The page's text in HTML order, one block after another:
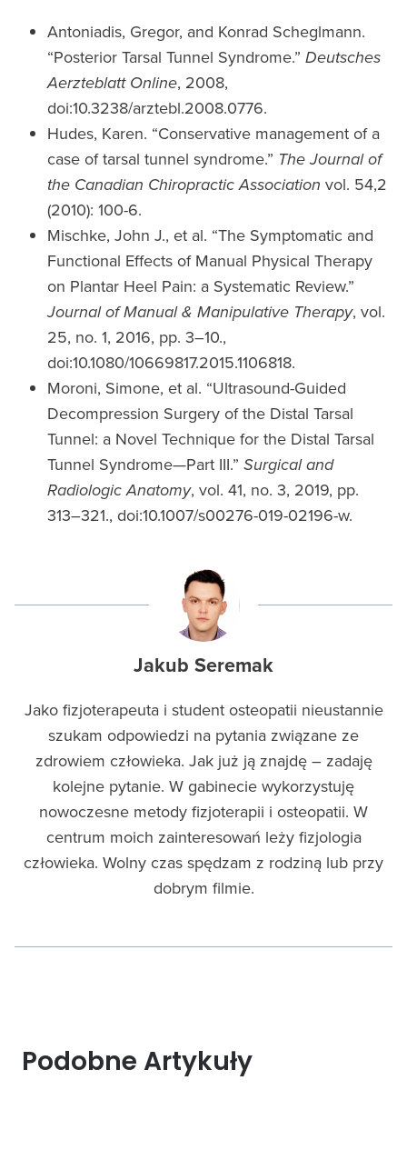
Antoniadis, Gregor, and Konrad Scheglmann.
“Posterior Tarsal Tunnel Syndrome.” Deutsches
Aerzteblatt Online, 2008,
doi:10.3238/arztebl.2008.0776.
Hudes, Karen. “Conservative management of a
case of tarsal tunnel syndrome.” The Journal of
the Canadian Chiropractic Association vol. 54,2
(2010): 100-6.
Mischke, John J., et al. “The Symptomatic and
Functional Effects of Manual Physical Therapy
on Plantar Heel Pain: a Systematic Review.”
Journal of Manual & Manipulative Therapy, vol.
25, no. 1, 2016, pp. 3–10.,
doi:10.1080/10669817.2015.1106818.
Moroni, Simone, et al. “Ultrasound-Guided
Decompression Surgery of the Distal Tarsal
Tunnel: a Novel Technique for the Distal Tarsal
Tunnel Syndrome—Part III.” Surgical and
Radiologic Anatomy, vol. 41, no. 3, 2019, pp.
313–321., doi:10.1007/s00276-019-02196-w.
Jakub Seremak
Jako fizjoterapeuta i student osteopatii nieustannie
szukam odpowiedzi na pytania związane ze
zdrowiem człowieka. Jak już ją znajdę – zadaję
kolejne pytanie. W gabinecie wykorzystuję
nowoczesne metody fizjoterapii i osteopatii. W
centrum moich zainteresowań leży fizjologia
człowieka. Wolny czas spędzam z rodziną lub przy
dobrym filmie.
Podobne Artykuły